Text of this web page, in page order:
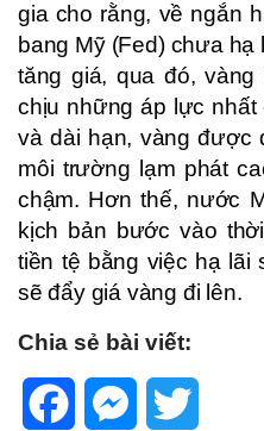
gia cho rằng, về ngắn
bang Mỹ (Fed) chưa hạ
tăng giá, qua đó,
chịu những áp lực nhất
và dài hạn, vàng được
môi trường lạm phát
chậm. Hơn thế, nước
kịch bản bước vào
tiền tệ bằng việc hạ lãi
sẽ đẩy giá vàng đi lên.
Chia sẻ bài viết:
FacebookMessenger